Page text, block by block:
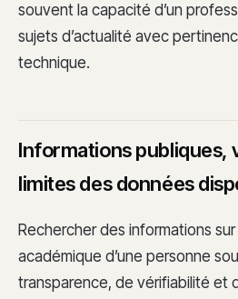
souvent la capacité d’un
sujets d’actualité avec
technique.
Informations publiques,
limites des données
Rechercher des informations
académique d’une personne
transparence, de vérifiabilité et